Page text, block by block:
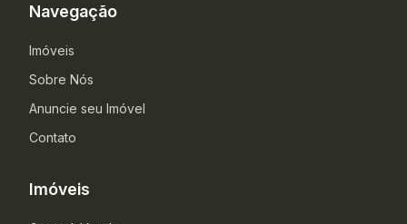
Navegação
Imóveis
Sobre Nós
Anuncie seu Imóvel
Contato
Imóveis